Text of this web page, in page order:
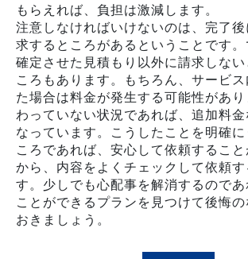
もらえれば、負担は激減します。
注意しなければいけないのは、完了
求するところがあるということです
確定させた見積もり以外に請求しな
ころもあります。もちろん、サービ
た場合は料金が発生する可能性があ
わっていない状況であれば、追加料金
なっています。こうしたことを明確
ころであれば、安心して依頼するこ
から、内容をよくチェックして依頼
す。少しでも心配事を解消するので
ことができるプランを見つけて後悔
おきましょう。